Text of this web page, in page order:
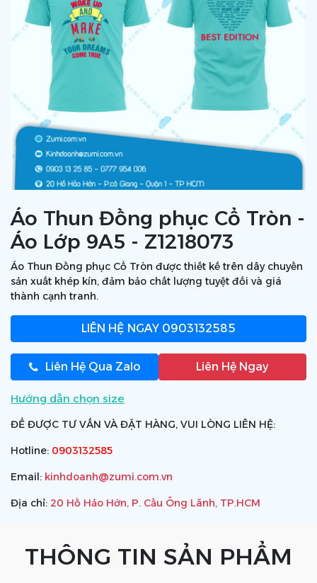
Áo Thun Đồng phục Cổ Tròn -
Áo Lớp 9A5 - Z1218073
Áo Thun Đồng phục Cổ Tròn được thiết kế trên dây chuyền
sản xuất khép kín, đảm bảo chất lượng tuyệt đối và giá
thành cạnh tranh.
LIÊN HỆ NGAY 0903132585
Liên Hệ Qua Zalo Liên Hệ Ngay
Hướng dẫn chọn size
ĐỂ ĐƯỢC TƯ VẤN VÀ ĐẶT HÀNG, VUI LÒNG LIÊN HỆ:
Hotline: 0903132585
Email: kinhdoanh@zumi.com.vn
Địa chỉ: 20 Hồ Hảo Hớn, P. Cầu Ông Lãnh, TP.HCM
THÔNG TIN SẢN PHẨM